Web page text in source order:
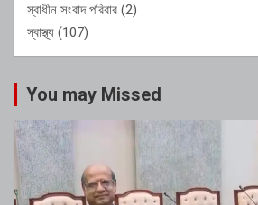
স্বাধীন সংবাদ পরিবার (2)
স্বাস্থ্য (107)
You may Missed